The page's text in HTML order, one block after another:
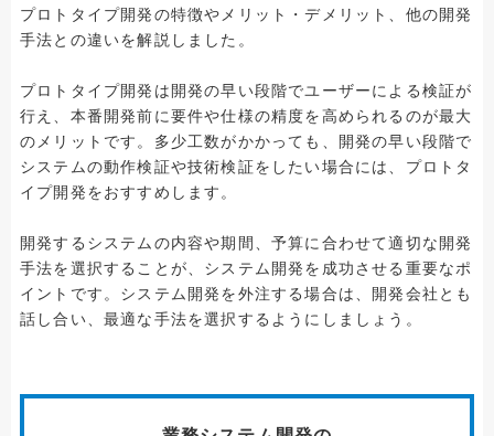
プロトタイプ開発の特徴やメリット・デメリット、他の開発
手法との違いを解説しました。
プロトタイプ開発は開発の早い段階でユーザーによる検証が
行え、本番開発前に要件や仕様の精度を高められるのが最大
のメリットです。多少工数がかかっても、開発の早い段階で
システムの動作検証や技術検証をしたい場合には、プロトタ
イプ開発をおすすめします。
開発するシステムの内容や期間、予算に合わせて適切な開発
手法を選択することが、システム開発を成功させる重要なポ
イントです。システム開発を外注する場合は、開発会社とも
話し合い、最適な手法を選択するようにしましょう。